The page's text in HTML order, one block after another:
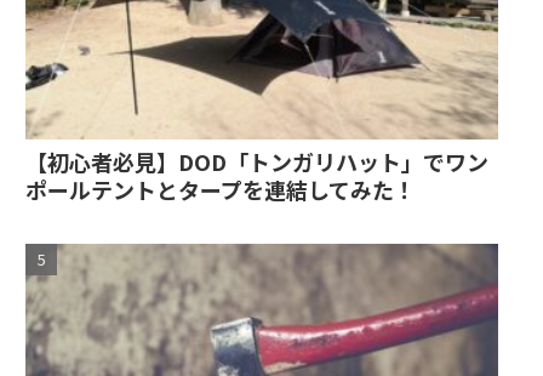
【初心者必見】DOD「トンガリハット」でワン
ポールテントとタープを連結してみた！